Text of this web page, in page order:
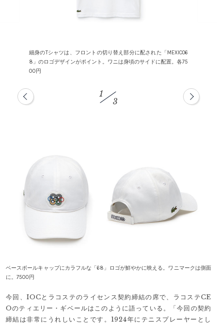
細身のTシャツは、フロントの切り替え部分に配された「MEXICO6
8」のロゴデザインがポイント。ワニは身頃のサイドに配置。各75
00円
1
3
ベースボールキャップにカラフルな「68」ロゴが鮮やかに映える。ワニマークは側面
に。7500円
今回、IOCとラコステのライセンス契約締結の席で、ラコステCE
Oのティエリー・ギベールはこのように語っている。「今回の契約
締結は非常にうれしいことです。1924年にテニスプレーヤーとし